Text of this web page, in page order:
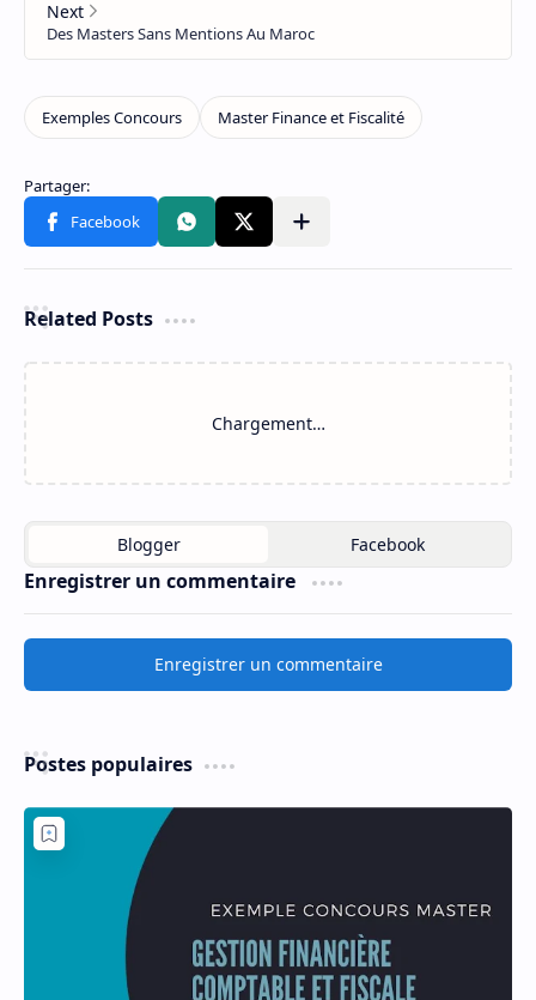
Related Posts
Chargement…
Enregistrer un commentaire
Enregistrer un commentaire
Postes populaires